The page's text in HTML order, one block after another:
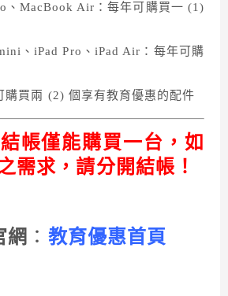
、MacBook Air：每年可購買一 (1)
、iPad Pro、iPad Air：每年可購
購買兩 (2) 個享有教育優惠的配件
帳僅能購買一台，如
需求，請分開結帳！
網 ： 教育優惠首頁